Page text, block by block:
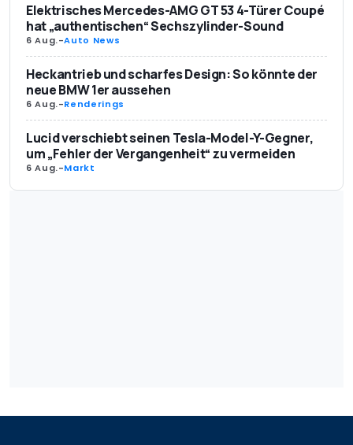
Elektrisches Mercedes-AMG GT 53 4-Türer Coupé
hat „authentischen“ Sechszylinder-Sound
6 Aug.-Auto News
Heckantrieb und scharfes Design: So könnte der
neue BMW 1er aussehen
6 Aug.-Renderings
Lucid verschiebt seinen Tesla-Model-Y-Gegner,
um „Fehler der Vergangenheit“ zu vermeiden
6 Aug.-Markt